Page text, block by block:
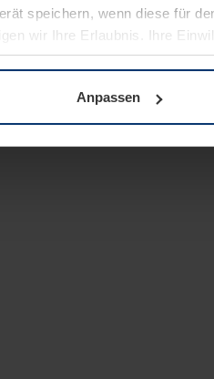
speichern, wenn diese für
wir Ihre Erlaubnis. Ihre
unserer Website ändern
Anpassen